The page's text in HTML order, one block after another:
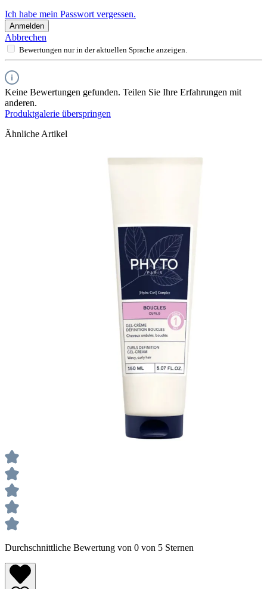
Ich habe mein Passwort vergessen.
Anmelden
Abbrechen
Bewertungen nur in der aktuellen Sprache anzeigen.
Keine Bewertungen gefunden. Teilen Sie Ihre Erfahrungen mit
anderen.
Produktgalerie überspringen
Ähnliche Artikel
Durchschnittliche Bewertung von 0 von 5 Sternen